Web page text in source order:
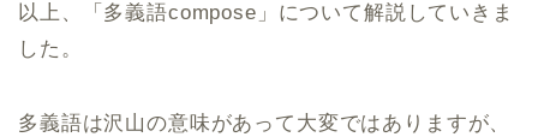
以上、「多義語compose」について解説していきま
した。
多義語は沢山の意味があって大変ではありますが、